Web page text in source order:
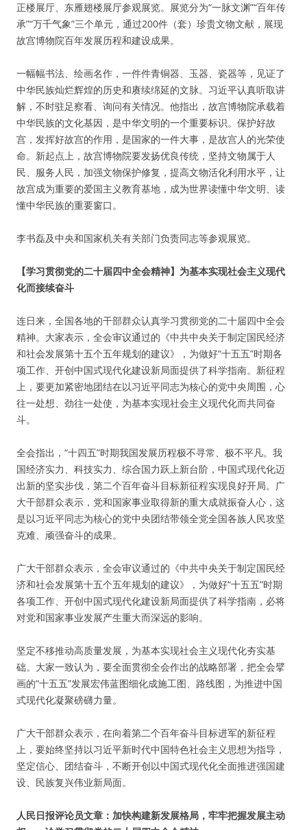
正楼展厅、东雁翅楼展厅参观展览。展览分为“一脉文渊”“百年传
承”“万千气象”三个单元，通过200件（套）珍贵文物文献，展现
故宫博物院百年发展历程和建设成果。
一幅幅书法、绘画名作，一件件青铜器、玉器、瓷器等，见证了
中华民族灿烂辉煌的历史和赓续绵延的文脉。习近平认真听取讲
解，不时驻足察看、询问有关情况。他指出，故宫博物院承载着
中华民族的文化基因，是中华文明的一个重要标识。保护好故
宫，发挥好故宫的作用，是国家的一件大事，是故宫人的光荣使
命。新起点上，故宫博物院要发扬优良传统，坚持文物属于人
民、服务人民，加强文物保护修复，提高文物活化利用水平，让
故宫成为重要的爱国主义教育基地，成为世界读懂中华文明、读
懂中华民族的重要窗口。
李书磊及中央和国家机关有关部门负责同志等参观展览。
【学习贯彻党的二十届四中全会精神】为基本实现社会主义现代
化而接续奋斗
连日来，全国各地的干部群众认真学习贯彻党的二十届四中全会
精神。大家表示，全会审议通过的《中共中央关于制定国民经济
和社会发展第十五个五年规划的建议》，为做好“十五五”时期各
项工作、开创中国式现代化建设新局面提供了科学指南。新征程
上，要更加紧密地团结在以习近平同志为核心的党中央周围，心
往一处想、劲往一处使，为基本实现社会主义现代化而共同奋
斗。
全会指出，“十四五”时期我国发展历程极不寻常、极不平凡。我
国经济实力、科技实力、综合国力跃上新台阶，中国式现代化迈
出新的坚实步伐，第二个百年奋斗目标新征程实现良好开局。广
大干部群众表示，党和国家事业取得新的重大成就振奋人心，这
是以习近平同志为核心的党中央团结带领全党全国各族人民攻坚
克难、顽强奋斗的成果。
广大干部群众表示，全会审议通过的《中共中央关于制定国民经
济和社会发展第十五个五年规划的建议》，为做好“十五五”时期
各项工作、开创中国式现代化建设新局面提供了科学指南，必将
对党和国家事业发展产生重大而深远的影响。
坚定不移推动高质量发展，为基本实现社会主义现代化夯实基
础。大家一致认为，要全面贯彻全会作出的战略部署，把全会擘
画的“十五五”发展宏伟蓝图细化成施工图、路线图，为推进中国
式现代化凝聚磅礴力量。
广大干部群众表示，在向着第二个百年奋斗目标进军的新征程
上，要始终坚持以习近平新时代中国特色社会主义思想为指导，
坚定信心、团结奋斗，不断开创以中国式现代化全面推进强国建
设、民族复兴伟业新局面。
人民日报评论员文章：加快构建新发展格局，牢牢把握发展主动